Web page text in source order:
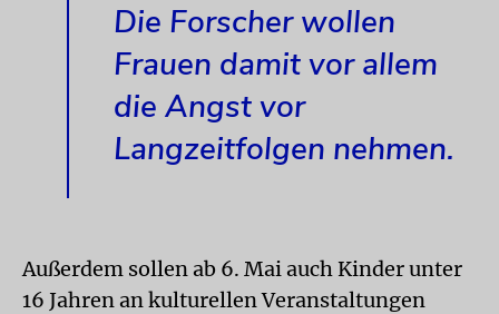
Die Forscher wollen
Frauen damit vor allem
die Angst vor
Langzeitfolgen nehmen.
Außerdem sollen ab 6. Mai auch Kinder unter
16 Jahren an kulturellen Veranstaltungen